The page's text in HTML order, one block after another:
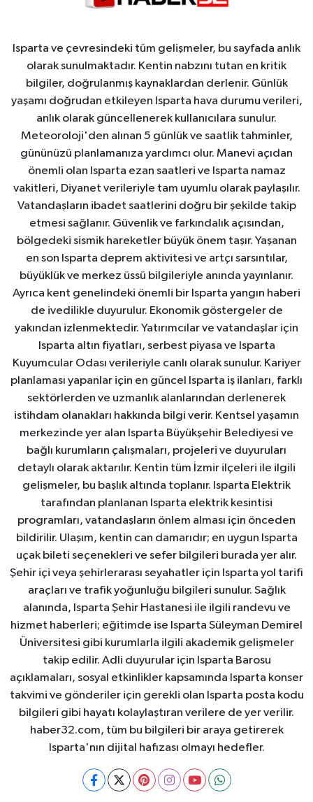
Isparta ve çevresindeki tüm gelişmeler, bu sayfada anlık
olarak sunulmaktadır. Kentin nabzını tutan en kritik
bilgiler, doğrulanmış kaynaklardan derlenir. Günlük
yaşamı doğrudan etkileyen Isparta hava durumu verileri,
anlık olarak güncellenerek kullanıcılara sunulur.
Meteoroloji'den alınan 5 günlük ve saatlik tahminler,
gününüzü planlamanıza yardımcı olur. Manevi açıdan
önemli olan Isparta ezan saatleri ve Isparta namaz
vakitleri, Diyanet verileriyle tam uyumlu olarak paylaşılır.
Vatandaşların ibadet saatlerini doğru bir şekilde takip
etmesi sağlanır. Güvenlik ve farkındalık açısından,
bölgedeki sismik hareketler büyük önem taşır. Yaşanan
en son Isparta deprem aktivitesi ve artçı sarsıntılar,
büyüklük ve merkez üssü bilgileriyle anında yayınlanır.
Ayrıca kent genelindeki önemli bir Isparta yangın haberi
de ivedilikle duyurulur. Ekonomik göstergeler de
yakından izlenmektedir. Yatırımcılar ve vatandaşlar için
Isparta altın fiyatları, serbest piyasa ve Isparta
Kuyumcular Odası verileriyle canlı olarak sunulur. Kariyer
planlaması yapanlar için en güncel Isparta iş ilanları, farklı
sektörlerden ve uzmanlık alanlarından derlenerek
istihdam olanakları hakkında bilgi verir. Kentsel yaşamın
merkezinde yer alan Isparta Büyükşehir Belediyesi ve
bağlı kurumların çalışmaları, projeleri ve duyuruları
detaylı olarak aktarılır. Kentin tüm İzmir ilçeleri ile ilgili
gelişmeler, bu başlık altında toplanır. Isparta Elektrik
tarafından planlanan Isparta elektrik kesintisi
programları, vatandaşların önlem alması için önceden
bildirilir. Ulaşım, kentin can damarıdır; en uygun Isparta
uçak bileti seçenekleri ve sefer bilgileri burada yer alır.
Şehir içi veya şehirlerarası seyahatler için Isparta yol tarifi
araçları ve trafik yoğunluğu bilgileri sunulur. Sağlık
alanında, Isparta Şehir Hastanesi ile ilgili randevu ve
hizmet haberleri; eğitimde ise Isparta Süleyman Demirel
Üniversitesi gibi kurumlarla ilgili akademik gelişmeler
takip edilir. Adli duyurular için Isparta Barosu
açıklamaları, sosyal etkinlikler kapsamında Isparta konser
takvimi ve gönderiler için gerekli olan Isparta posta kodu
bilgileri gibi hayatı kolaylaştıran verilere de yer verilir.
haber32.com, tüm bu bilgileri bir araya getirerek
Isparta'nın dijital hafızası olmayı hedefler.